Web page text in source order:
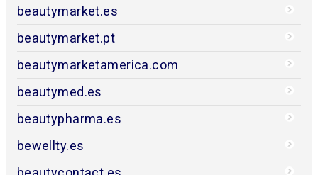
beautymarket.es
beautymarket.pt
beautymarketamerica.com
beautymed.es
beautypharma.es
bewellty.es